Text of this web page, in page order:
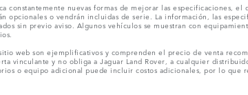
constantemente nuevas formas de mejorar las especificaciones,
opcionales o vendrán incluidas de serie. La información, las
sin previo aviso. Algunos vehículos se muestran con
web son ejemplificativos y comprenden el precio de venta
vinculante y no obliga a Jaguar Land Rover, a cualquier
o equipo adicional puede incluir costos adicionales, por lo